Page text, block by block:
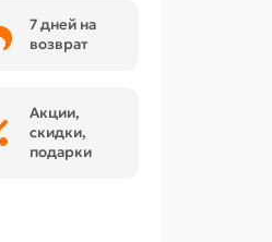
7 дней на
возврат
Акции,
скидки,
подарки